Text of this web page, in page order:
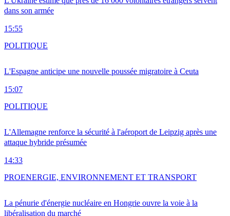
dans son armée
15:55
L'Espagne anticipe une nouvelle poussée migratoire à Ceuta
15:07
POLITIQUE
L'Allemagne renforce la sécurité à l'aéroport de Leipzig après une
attaque hybride présumée
14:33
POLITIQUE
La pénurie d'énergie nucléaire en Hongrie ouvre la voie à la
libéralisation du marché
PROENERGIE, ENVIRONNEMENT ET TRANSPORT